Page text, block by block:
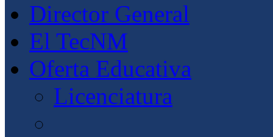
Director General
El TecNM
Oferta Educativa
Licenciatura